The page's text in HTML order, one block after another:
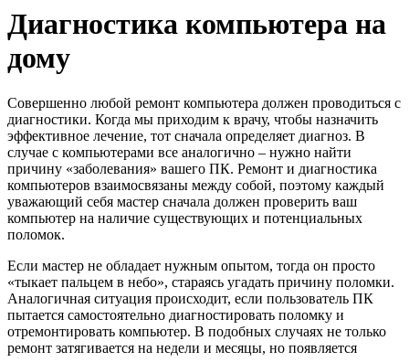
Диагностика компьютера на
дому
Совершенно любой ремонт компьютера должен проводиться с
диагностики. Когда мы приходим к врачу, чтобы назначить
эффективное лечение, тот сначала определяет диагноз. В
случае с компьютерами все аналогично – нужно найти
причину «заболевания» вашего ПК. Ремонт и диагностика
компьютеров взаимосвязаны между собой, поэтому каждый
уважающий себя мастер сначала должен проверить ваш
компьютер на наличие существующих и потенциальных
поломок.
Если мастер не обладает нужным опытом, тогда он просто
«тыкает пальцем в небо», стараясь угадать причину поломки.
Аналогичная ситуация происходит, если пользователь ПК
пытается самостоятельно диагностировать поломку и
отремонтировать компьютер. В подобных случаях не только
ремонт затягивается на недели и месяцы, но появляется